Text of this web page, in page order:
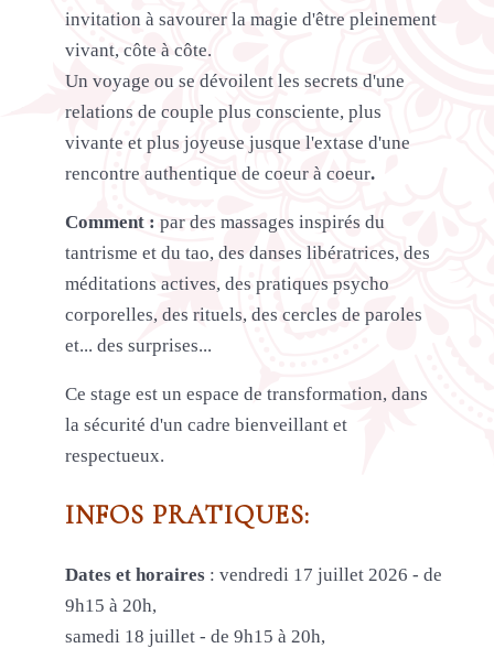
invitation à savourer la magie d'être pleinement
vivant, côte à côte.
Un voyage ou se dévoilent les secrets d'une
relations de couple plus consciente, plus
vivante et plus joyeuse jusque l'extase d'une
rencontre authentique de coeur à coeur.
Comment : par des massages inspirés du
tantrisme et du tao, des danses libératrices, des
méditations actives, des pratiques psycho
corporelles, des rituels, des cercles de paroles
et... des surprises...
Ce stage est un espace de transformation, dans
la sécurité d'un cadre bienveillant et
respectueux.
INFOS PRATIQUES:
Dates et horaires : vendredi 17 juillet 2026 - de
9h15 à 20h,
samedi 18 juillet - de 9h15 à 20h,